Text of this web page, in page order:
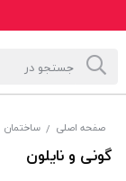
صفحه اصلی / ساختمان
گونی و نایلون